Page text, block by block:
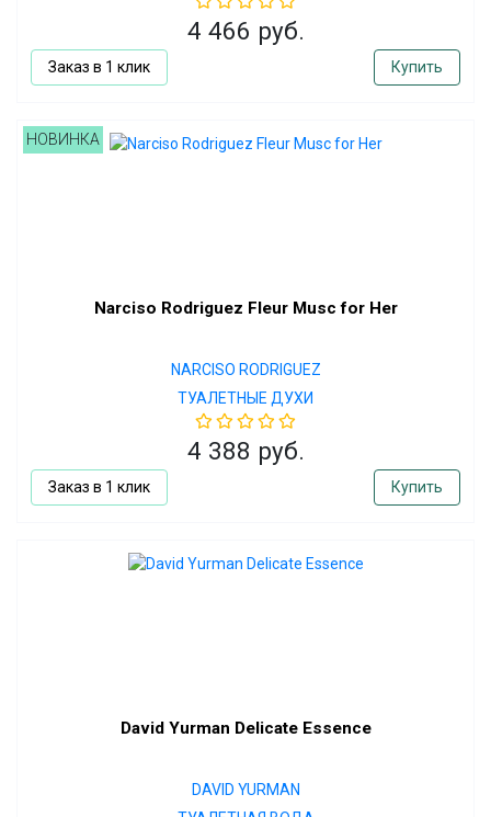
4 466 руб.
Заказ в 1 клик Купить
НОВИНКА
Narciso Rodriguez Fleur Musc for Her
NARCISO RODRIGUEZ
ТУАЛЕТНЫЕ ДУХИ
4 388 руб.
Заказ в 1 клик Купить
David Yurman Delicate Essence
DAVID YURMAN